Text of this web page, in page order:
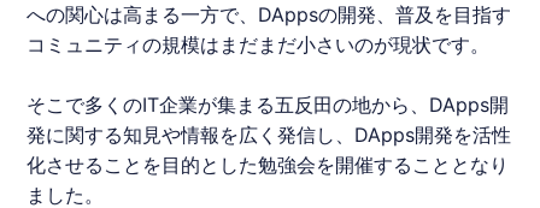
への関心は高まる一方で、DAppsの開発、普及を目指す
コミュニティの規模はまだまだ小さいのが現状です。
そこで多くのIT企業が集まる五反田の地から、DApps開
発に関する知見や情報を広く発信し、DApps開発を活性
化させることを目的とした勉強会を開催することとなり
ました。